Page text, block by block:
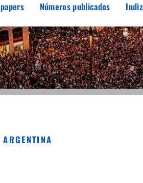
MARGEN
interés en el pensamiento crítico
Números publicados
ARGENTINA